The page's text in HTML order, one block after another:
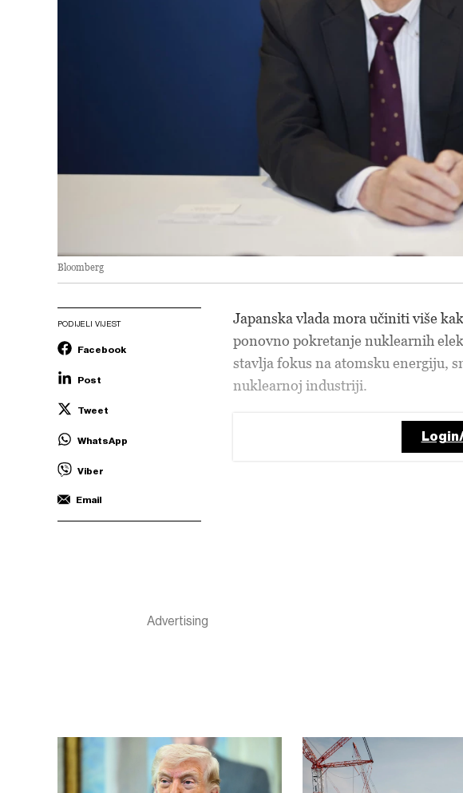
Bloomberg
PODIJELI VIJEST
Facebook
Post
Tweet
WhatsApp
Viber
Email
Japanska vlada mora učiniti više
ponovno pokretanje nuklearnih
stavlja fokus na atomsku energiju,
nuklearnoj industriji.